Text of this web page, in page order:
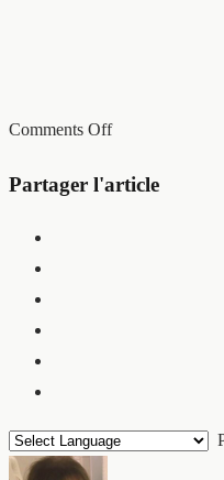
Comments Off
Partager l'article